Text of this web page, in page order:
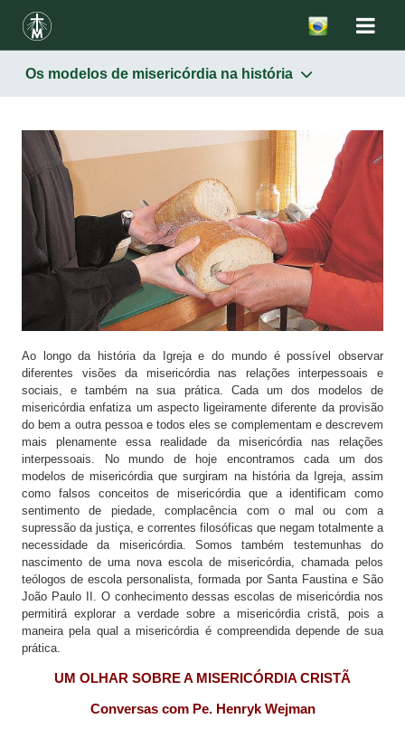
Os modelos de misericórdia na história
No Antigo Testamento
No Novo Testamento
Na Teologia — a qualificação moral de um ato humano
Os modelos de misericórdia na história
A Escola da Misericórdia de Santa Faustina e São João
Paulo II
Ao longo da história da Igreja e do mundo é possível observar
diferentes visões da misericórdia nas relações interpessoais e
sociais, e também na sua prática. Cada um dos modelos de
misericórdia enfatiza um aspecto ligeiramente diferente da provisão
do bem a outra pessoa e todos eles se complementam e descrevem
mais plenamente essa realidade da misericórdia nas relações
interpessoais. No mundo de hoje encontramos cada um dos
modelos de misericórdia que surgiram na história da Igreja, assim
como falsos conceitos de misericórdia que a identificam como
sentimento de piedade, complacência com o mal ou com a
supressão da justiça, e correntes filosóficas que negam totalmente a
necessidade da misericórdia. Somos também testemunhas do
nascimento de uma nova escola de misericórdia, chamada pelos
teólogos de escola personalista, formada por Santa Faustina e São
João Paulo II. O conhecimento dessas escolas de misericórdia nos
permitirá explorar a verdade sobre a misericórdia cristã, pois a
maneira pela qual a misericórdia é compreendida depende de sua
prática.
UM OLHAR SOBRE A MISERICÓRDIA CRISTÃ
Conversas com Pe. Henryk Wejman